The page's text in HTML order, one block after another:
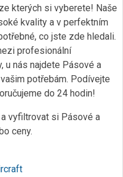
kterých si vyberete! Naše
kvality a v perfektním
co jste zde hledali.
profesionální
u nás najdete Pásové a
potřebám. Podívejte
do 24 hodin!
vyfiltrovat si Pásové a
ceny.